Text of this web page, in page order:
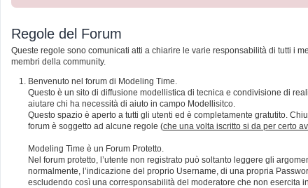
Regole del Forum
Queste regole sono comunicati atti a chiarire le varie responsabilità di tutti i
membri della community.
Benvenuto nel forum di Modeling Time.
Questo è un sito di diffusione modellistica di tecnica e condivisione di
aiutare chi ha necessità di aiuto in campo Modellisitco.
Questo spazio è aperto a tutti gli utenti ed è completamente gratutito.
forum è soggetto ad alcune regole (che una volta iscritto si da per certo
Modeling Time è un Forum Protetto.
Nel forum protetto, l’utente non registrato può soltanto leggere gli
normalmente, l’indicazione del proprio Username, di una propria
escludendo così una corresponsabilità del moderatore che non esercita